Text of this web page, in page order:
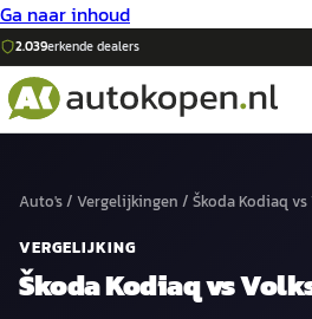
Ga naar inhoud
2.039erkende dealers
Auto's/ Vergelijkingen / Škoda Kodiaq vs
VERGELIJKING
Škoda Kodiaqvs